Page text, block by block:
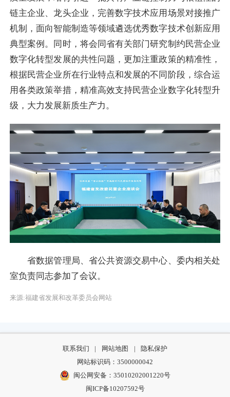
链主企业、龙头企业，完善数字技术应用场景对接推广
机制，面向智能制造等领域遴选优秀数字技术创新应用
典型案例。同时，将会同省有关部门研究制约民营企业
数字化转型发展的共性问题，更加注重政策的精准性，
根据民营企业所在行业特点和发展的不同阶段，综合运
用各类政策举措，精准高效支持民营企业数字化转型升
级，大力发展新质生产力。
省数据管理局、省公共资源交易中心、委内相关处
室负责同志参加了会议。
来源:福建省发展和改革委员会网站
联系我们 | 网站地图 |
隐私保护
网站标识码：3500000042
闽公网安备：35010202001220号
闽ICP备10207592号